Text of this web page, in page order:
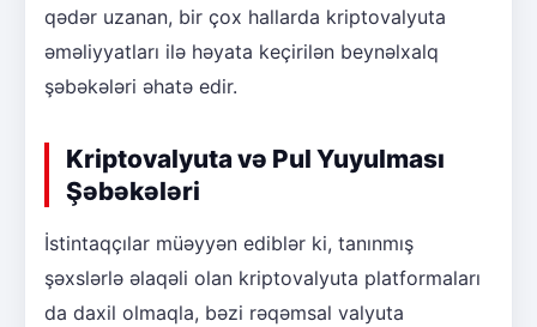
qədər uzanan, bir çox hallarda kriptovalyuta
əməliyyatları ilə həyata keçirilən beynəlxalq
şəbəkələri əhatə edir.
Kriptovalyuta və Pul Yuyulması
Şəbəkələri
İstintaqçılar müəyyən ediblər ki, tanınmış
şəxslərlə əlaqəli olan kriptovalyuta platformaları
da daxil olmaqla, bəzi rəqəmsal valyuta